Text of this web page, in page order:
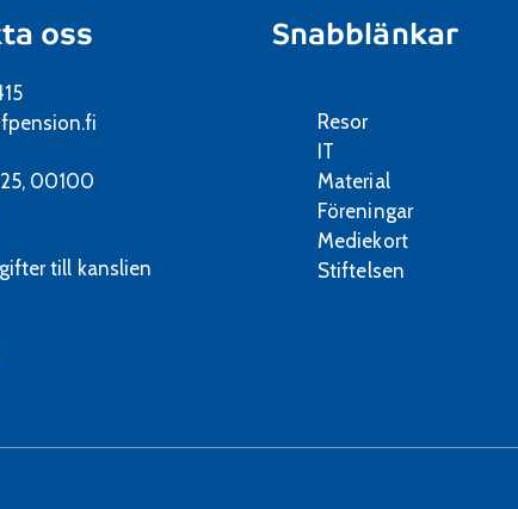
oss
00100
till kanslien
Snabblänkar
Resor
IT
Material
Föreningar
Mediekort
Stiftelsen